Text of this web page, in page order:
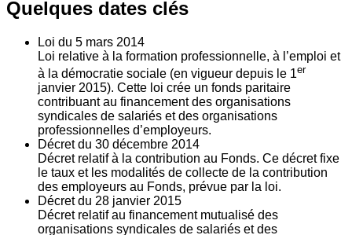
Quelques dates clés
Loi du 5 mars 2014
Loi relative à la formation professionnelle, à l’emploi et
à la démocratie sociale (en vigueur depuis le 1er
janvier 2015). Cette loi crée un fonds paritaire
contribuant au financement des organisations
syndicales de salariés et des organisations
professionnelles d’employeurs.
Décret du 30 décembre 2014
Décret relatif à la contribution au Fonds. Ce décret fixe
le taux et les modalités de collecte de la contribution
des employeurs au Fonds, prévue par la loi.
Décret du 28 janvier 2015
Décret relatif au financement mutualisé des
organisations syndicales de salariés et des